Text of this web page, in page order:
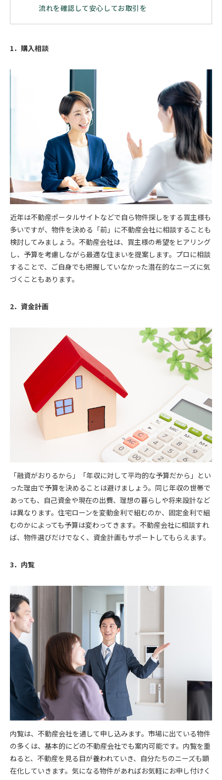
流れを確認して安心してお取引を
1．購入相談
近年は不動産ポータルサイトなどで自ら物件探しをする買主様も
多いですが、物件を決める「前」に不動産会社に相談することも
検討してみましょう。不動産会社は、買主様の希望をヒアリング
し、予算を考慮しながら最適な住まいを提案します。プロに相談
することで、ご自身でも把握していなかった潜在的なニーズに気
づくこともあります。
2．資金計画
「融資がおりるから」「年収に対して平均的な予算だから」とい
った理由で予算を決めることは避けましょう。同じ年収の世帯で
あっても、自己資金や現在の出費、理想の暮らしや将来設計など
は異なります。住宅ローンを変動金利で組むのか、固定金利で組
むのかによっても予算は変わってきます。不動産会社に相談すれ
ば、物件選びだけでなく、資金計画もサポートしてもらえます。
3．内覧
内覧は、不動産会社を通して申し込みます。市場に出ている物件
の多くは、基本的にどの不動産会社でも案内可能です。内覧を重
ねると、不動産を見る目が養われていき、自分たちのニーズも顕
在化していきます。気になる物件があればお気軽にお申し付けく